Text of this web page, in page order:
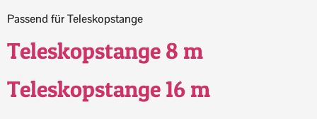
Passend für Teleskopstange
Teleskopstange 8 m
Teleskopstange 16 m